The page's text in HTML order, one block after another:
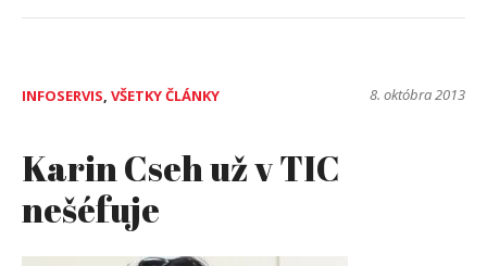
INFOSERVIS, VŠETKY ČLÁNKY 8. októbra 2013
Karin Cseh už v TIC
nešéfuje